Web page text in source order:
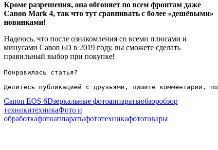
Кроме разрешения, она обгоняет по всем фронтам даже
Canon Mark 4, так что тут сравнивать с более «дешёвыми»
новинками!
Надеюсь, что после ознакомления со всеми плюсами и
минусами Canon 6D в 2019 году, вы сможете сделать
правильный выбор при покупке!
Понравилась статья?
Делитесь публикацией с друзьями, пишите комментарии,
Canon EOS 6Dзеркальные фотоаппаратыобзоробзор
техникитехникаФото и
обработкафотоаппаратыфототехникафототовары